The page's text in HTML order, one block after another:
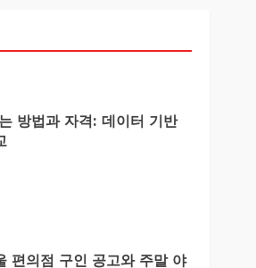
방법과 자격: 데이터 기반
편의점 구인 공고와 주말 야